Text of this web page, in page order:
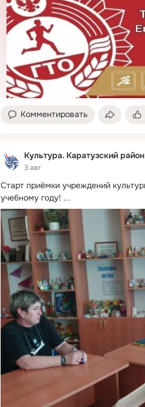
Комментировать
Культура. Каратузский район
3 авг
Старт приёмки учреждений
учебному году! ...